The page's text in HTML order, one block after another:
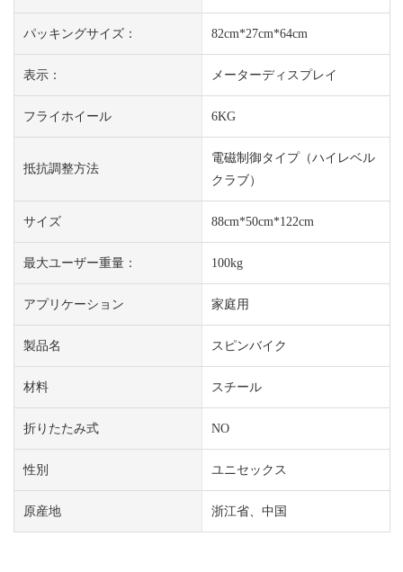
パッキングサイズ： 82cm*27cm*64cm
表示： メーターディスプレイ
フライホイール 6KG
抵抗調整方法
電磁制御タイプ（ハイレベル
クラブ）
サイズ 88cm*50cm*122cm
最大ユーザー重量： 100kg
アプリケーション 家庭用
製品名 スピンバイク
材料 スチール
折りたたみ式 NO
性別 ユニセックス
原産地 浙江省、中国